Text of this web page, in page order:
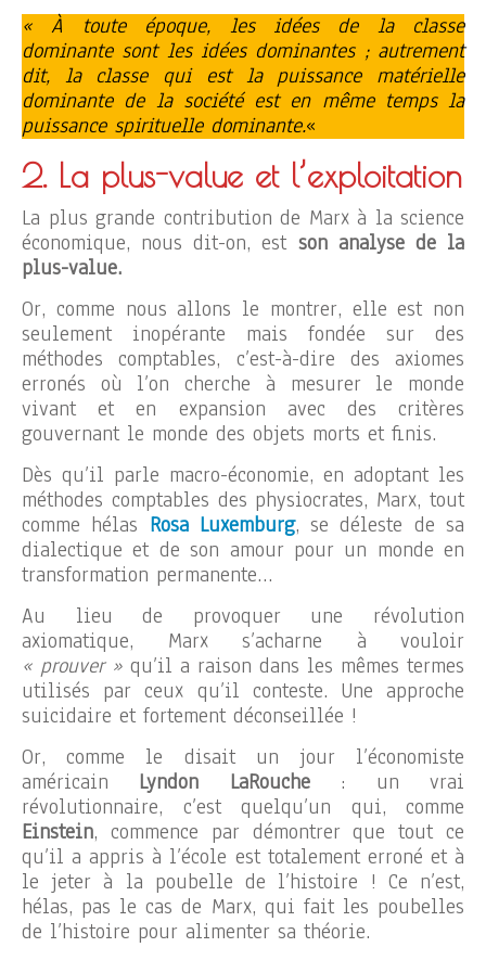
« À toute époque, les idées de la classe
dominante sont les idées dominantes ; autrement
dit, la classe qui est la puissance matérielle
dominante de la société est en même temps la
puissance spirituelle dominante.«
2. La plus-value et l’exploitation
La plus grande contribution de Marx à la science
économique, nous dit-on, est son analyse de la
plus-value.
Or, comme nous allons le montrer, elle est non
seulement inopérante mais fondée sur des
méthodes comptables, c’est-à-dire des axiomes
erronés où l’on cherche à mesurer le monde
vivant et en expansion avec des critères
gouvernant le monde des objets morts et finis.
Dès qu’il parle macro-économie, en adoptant les
méthodes comptables des physiocrates, Marx, tout
comme hélas Rosa Luxemburg, se déleste de sa
dialectique et de son amour pour un monde en
transformation permanente…
Au lieu de provoquer une révolution
axiomatique, Marx s’acharne à vouloir
« prouver » qu’il a raison dans les mêmes termes
utilisés par ceux qu’il conteste. Une approche
suicidaire et fortement déconseillée !
Or, comme le disait un jour l’économiste
américain Lyndon LaRouche: un vrai
révolutionnaire, c’est quelqu’un qui, comme
Einstein, commence par démontrer que tout ce
qu’il a appris à l’école est totalement erroné et à
le jeter à la poubelle de l’histoire ! Ce n’est,
hélas, pas le cas de Marx, qui fait les poubelles
de l’histoire pour alimenter sa théorie.